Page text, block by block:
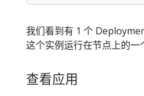
我们看到有 1 个
这个实例运行在节点上的一
查看应用